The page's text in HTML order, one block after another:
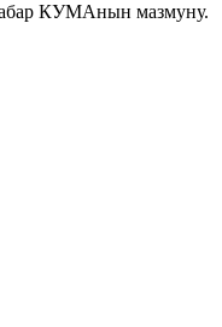
КУМАнын мазмуну.